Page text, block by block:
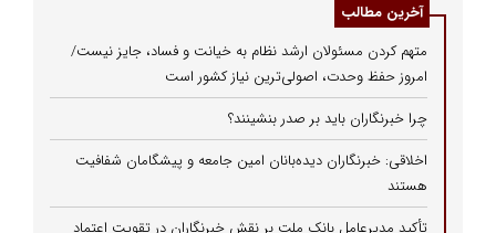
آخرین مطالب
متهم کردن مسئولان ارشد نظام به خیانت و فساد، جایز نیست/
امروز حفظ وحدت، اصولی‌ترین نیاز کشور است
چرا خبرنگاران باید بر صدر بنشینند؟
اخلاقی: خبرنگاران دیده‌بانان امین جامعه و پیشگامان شفافیت
هستند
تأکید مدیرعامل بانک ملت بر نقش خبرنگاران در تقویت اعتماد